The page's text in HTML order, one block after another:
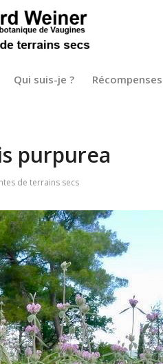
Qui suis-je ? Récompenses
purpurea
de terrains secs